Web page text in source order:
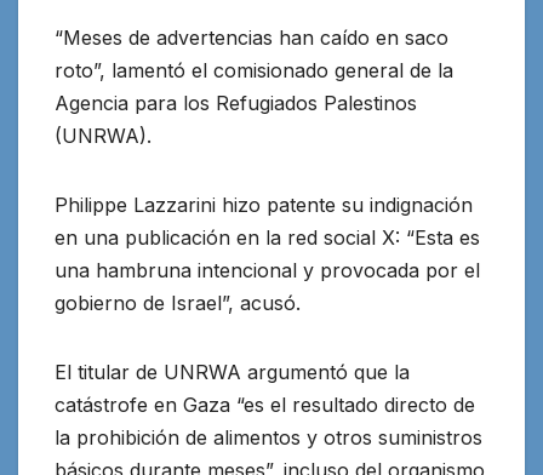
“Meses de advertencias han caído en saco
roto”, lamentó el comisionado general de la
Agencia para los Refugiados Palestinos
(UNRWA).
Philippe Lazzarini hizo patente su indignación
en una publicación en la red social X: “Esta es
una hambruna intencional y provocada por el
gobierno de Israel”, acusó.
El titular de UNRWA argumentó que la
catástrofe en Gaza “es el resultado directo de
la prohibición de alimentos y otros suministros
básicos durante meses”, incluso del organismo